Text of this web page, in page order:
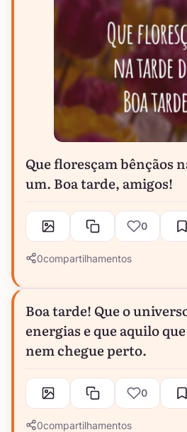
Que floresçam bênçãos
um. Boa tarde, amigos!
0
0compartilhamentos
Boa tarde! Que o
energias e que aquilo
nem chegue perto.
0
0compartilhamentos